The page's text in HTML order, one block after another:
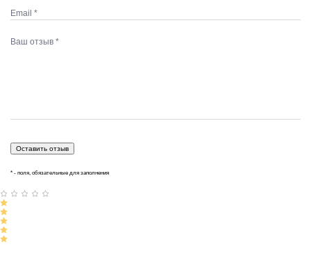
* - поля, обязательные для заполнения